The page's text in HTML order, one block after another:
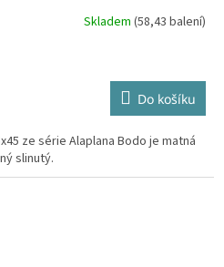
Skladem (58,43 balení)
Do košíku
ze série Alaplana Bodo je matná
slinutý.